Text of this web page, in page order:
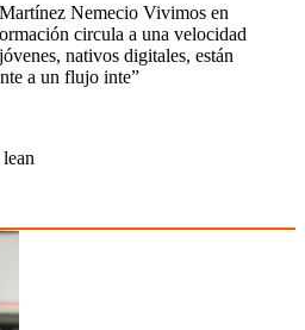
Nemecio Vivimos en
circula a una velocidad
nativos digitales, están
a un flujo inte”